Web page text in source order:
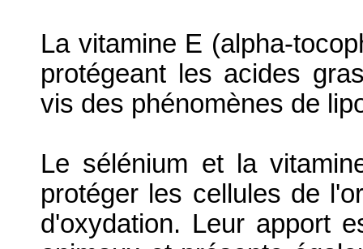
La vitamine E (alpha-
protégeant les acides
vis des phénomènes de
Le sélénium et la
protéger les cellules de
d'oxydation. Leur apport